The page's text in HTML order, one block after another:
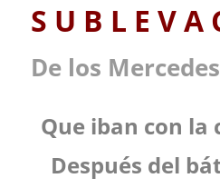
S U B L E V A
De los Mercedes
Que iban con
Después del